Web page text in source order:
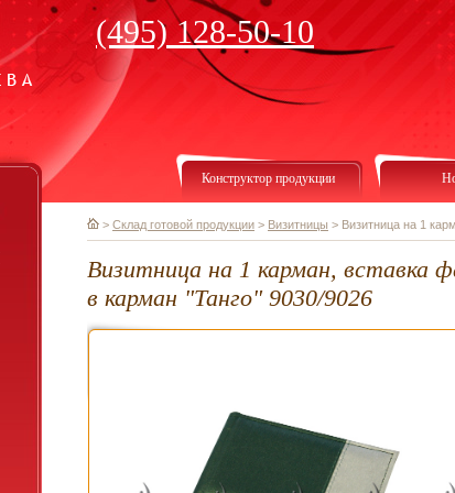
(495) 128-50-10
Конструктор продукции
> Склад готовой продукции > Визитницы > Визитница на 1
Визитница на 1 карман, вставка
в карман "Танго" 9030/9026